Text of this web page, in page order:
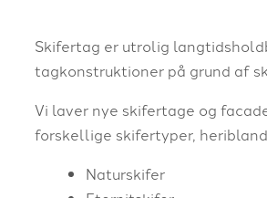
Skifertag er utrolig
tagkonstruktioner på grund af
Vi laver nye skifertage og
forskellige skifertyper,
Naturskifer